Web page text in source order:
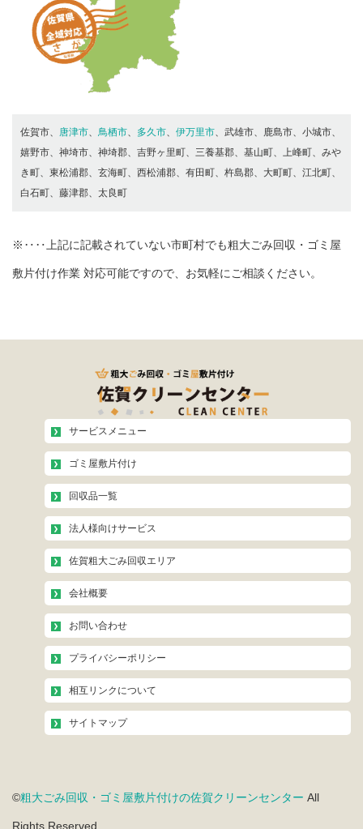
佐賀市、 唐津市 鳥栖市 多久市 伊万里市 、武雄市、鹿島市、小城市、
嬉野市、神埼市、神埼郡、吉野ヶ里町、三養基郡、基山町、上峰町、みや
き町、東松浦郡、玄海町、西松浦郡、有田町、杵島郡、大町町、江北町、
白石町、藤津郡、太良町
※‥‥上記に記載されていない市町村でも粗大ごみ回収・ゴミ屋
敷片付け作業 対応可能ですので、お気軽にご相談ください。
サービスメニュー
ゴミ屋敷片付け
回収品一覧
法人様向けサービス
佐賀粗大ごみ回収エリア
会社概要
お問い合わせ
プライバシーポリシー
相互リンクについて
サイトマップ
©粗大ごみ回収・ゴミ屋敷片付けの佐賀クリーンセンター All
Rights Reserved.